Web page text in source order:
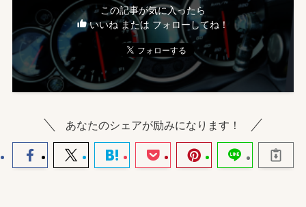
この記事が気に入ったら
いいね または フォローしてね！
あなたのシェアが励みになります！